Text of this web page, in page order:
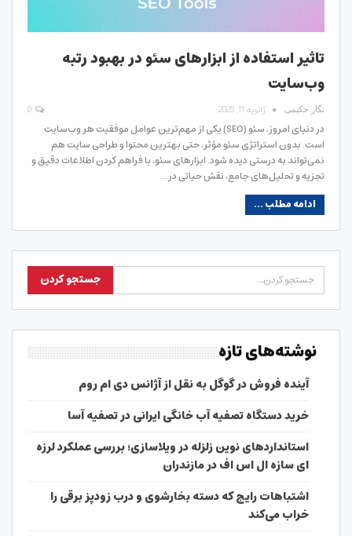
تاثیر استفاده از ابزارهای سئو در بهبود رتبه
وب‌سایت
نگار حکیمی ژانویه 11, 2025
در دنیای امروز، سئو (SEO) یکی از مهم‌ترین عوامل موفقیت هر وب‌سایت
است. بدون استراتژی سئو مؤثر، حتی بهترین محتوا و طراحی سایت هم
نمی‌تواند به درستی دیده شود. ابزارهای سئو، با فراهم کردن اطلاعات دقیق و
تجزیه و تحلیل‌های جامع، نقش حیاتی در…
ادامه مطلب ...
نوشته‌های تازه
آینده فروش در گوگل به نقل از آژانس دی ام روم
خرید دستگاه تصفیه آب خانگی ایرانی در تصفیه آسا
استانداردهای نوین زلزله در ویلاسازی؛ بررسی عملکرد لرزه
ای سازه ال اس اف در مازندران
اشتباهات رایج که دسته بخارشوی و درب زودپز برقی را
خراب می‌کند